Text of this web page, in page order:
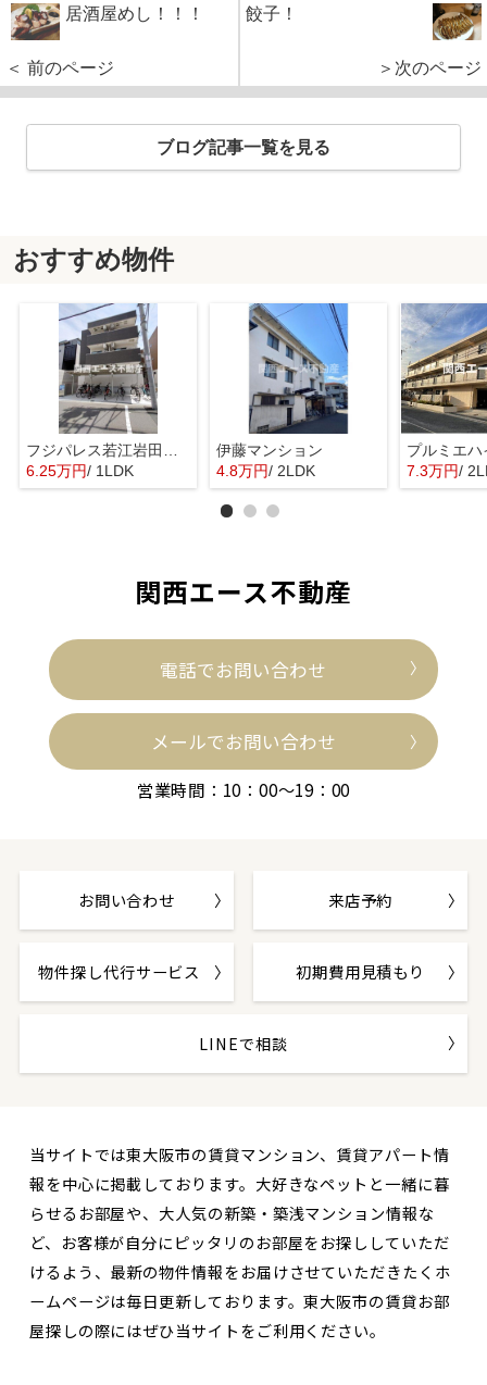
居酒屋めし！！！
＜ 前のページ
餃子！
＞次のページ
ブログ記事一覧を見る
おすすめ物件
フジパレス若江岩田ノース
6.25万円/ 1LDK
伊藤マンション
4.8万円/ 2LDK
プルミエハ
7.3万円/
関西エース不動産
電話でお問い合わせ
メールでお問い合わせ
営業時間：10：00～19：00
お問い合わせ 来店予約
物件探し代行サービス 初期費用見積もり
LINEで相談
当サイトでは東大阪市の賃貸マンション、賃貸アパート情
報を中心に掲載しております。大好きなペットと一緒に暮
らせるお部屋や、大人気の新築・築浅マンション情報な
ど、お客様が自分にピッタリのお部屋をお探ししていただ
けるよう、最新の物件情報をお届けさせていただきたくホ
ームページは毎日更新しております。東大阪市の賃貸お部
屋探しの際にはぜひ当サイトをご利用ください。